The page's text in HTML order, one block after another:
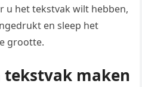
u het tekstvak wilt hebben,
en sleep het
grootte.
tekstvak maken